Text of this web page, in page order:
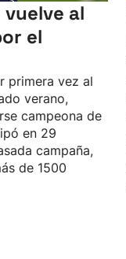
vuelve al
el
primera vez al
verano,
campeona de
en 29
campaña,
de 1500